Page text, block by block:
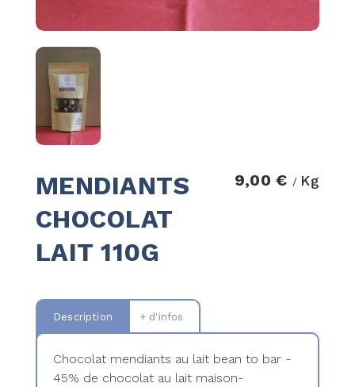
MENDIANTS
CHOCOLAT
LAIT 110G
9,00 € / Kg
Description + d'infos
Chocolat mendiants au lait bean to bar -
45% de chocolat au lait maison-